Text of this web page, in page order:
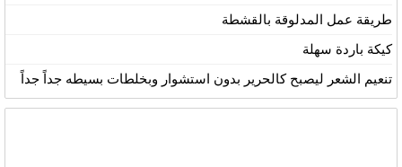
طريقة عمل المدلوقة بالقشطة
كيكة باردة سهلة
تنعيم الشعر ليصبح كالحرير بدون استشوار وبخلطات بسيطه جداً جداً